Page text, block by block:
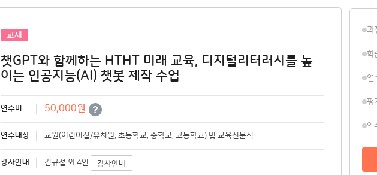
1
한국사
연수변경/취소
단체신청관리
나의문의함
영수증/이수증
개인정보관리
MY회원권/패키지
과
학
연
평
연
교재
챗GPT와 함께하는 HTHT 미래 교육, 디지털리터러시를 높
이는 인공지능(AI) 챗봇 제작 수업
연수비 50,000원
연수대상 교원(어린이집/유치원, 초등학교, 중학교, 고등학교) 및 교육전문직
강사안내 김규섭 외 4인 강사안내